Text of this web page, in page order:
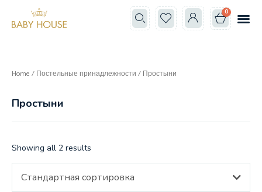
0
Home / Постельные принадлежности / Простыни
Простыни
Showing all 2 results
Стандартная сортировка